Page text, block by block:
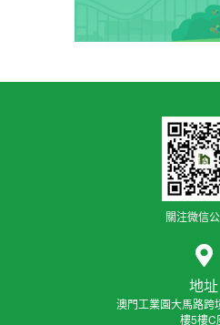
關注微信
地址
澳門工業園大馬路跨
樓5樓C